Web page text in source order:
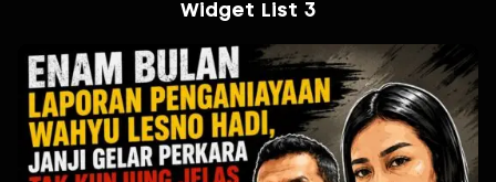
Widget List 3